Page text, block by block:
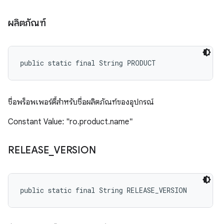
ผลิตภัณฑ์
public static final String PRODUCT
ชื่อพร็อพเพอร์ตี้สำหรับชื่อผลิตภัณฑ์ของอุปกรณ์
Constant Value: "ro.product.name"
RELEASE VERSION
public static final String RELEASE_VERSION